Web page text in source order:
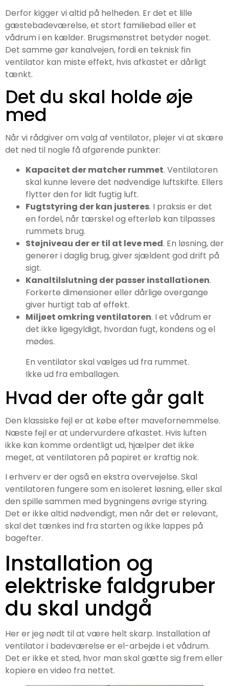
Derfor kigger vi altid på helheden. Er det et lille
gæstebadeværelse, et stort familiebad eller et
vådrum i en kælder. Brugsmønstret betyder noget.
Det samme gør kanalvejen, fordi en teknisk fin
ventilator kan miste effekt, hvis afkastet er dårligt
tænkt.
Det du skal holde øje
med
Når vi rådgiver om valg af ventilator, plejer vi at skære
det ned til nogle få afgørende punkter:
Kapacitet der matcher rummet. Ventilatoren
skal kunne levere det nødvendige luftskifte. Ellers
flytter den for lidt fugtig luft.
Fugtstyring der kan justeres. I praksis er det
en fordel, når tærskel og efterløb kan tilpasses
rummets brug.
Støjniveau der er til at leve med. En løsning, der
generer i daglig brug, giver sjældent god drift på
sigt.
Kanaltilslutning der passer installationen.
Forkerte dimensioner eller dårlige overgange
giver hurtigt tab af effekt.
Miljøet omkring ventilatoren. I et vådrum er
det ikke ligegyldigt, hvordan fugt, kondens og el
mødes.
En ventilator skal vælges ud fra rummet.
Ikke ud fra emballagen.
Hvad der ofte går galt
Den klassiske fejl er at købe efter mavefornemmelse.
Næste fejl er at undervurdere afkastet. Hvis luften
ikke kan komme ordentligt ud, hjælper det ikke
meget, at ventilatoren på papiret er kraftig nok.
I erhverv er der også en ekstra overvejelse. Skal
ventilatoren fungere som en isoleret løsning, eller skal
den spille sammen med bygningens øvrige styring.
Det er ikke altid nødvendigt, men når det er relevant,
skal det tænkes ind fra starten og ikke lappes på
bagefter.
Installation og
elektriske faldgruber
du skal undgå
Her er jeg nødt til at være helt skarp. Installation af
ventilator i badeværelse er el-arbejde i et vådrum.
Det er ikke et sted, hvor man skal gætte sig frem eller
kopiere en video fra nettet.